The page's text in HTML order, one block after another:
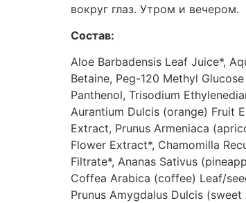
вокруг глаз. Утром и вечером.
Состав:
Aloe Barbadensis Leaf Juice*,
Betaine, Peg-120 Methyl
Panthenol, Trisodium
Aurantium Dulcis (orange) Fruit
Extract, Prunus Armeniaca
Flower Extract*, Chamomilla
Filtrate*, Ananas Sativus
Coffea Arabica (coffee) Leaf/
Prunus Amygdalus Dulcis